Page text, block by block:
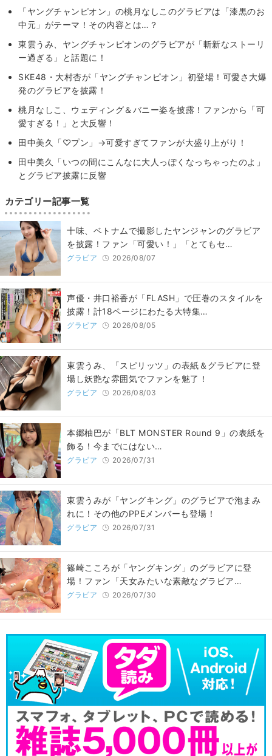
「ヤングチャンピオン」の桃月なしこのグラビアは「漆黒のお
中元」がテーマ！その内容とは…？
東雲うみ、ヤングチャンピオンのグラビアが「斬新なストーリ
ー過ぎる」と話題に！
SKE48・大村杏が「ヤングチャンピオン」初登場！可愛さ大爆
発のグラビアを披露！
桃月なしこ、ウェディング＆バニー姿を披露！ファンから「可
愛すぎる！」と大反響！
田中美久「♡プン」→可愛すぎてファンが大盛り上がり！
田中美久「いつの間にこんなに大人っぽくなっちゃったのよ」
とグラビア披露に反響
カテゴリー記事一覧
十味、ベトナムで撮影したヤンジャンのグラビア
を披露！ファン「可愛い！」「とてもセ…
グラビア 2026/08/07
声優・井口裕香が「FLASH」で圧巻のスタイルを
披露！計18ページにわたる大特集…
グラビア 2026/08/05
東雲うみ、「スピリッツ」の表紙＆グラビアに登
場し妖艶な雰囲気でファンを魅了！
グラビア 2026/08/03
本郷柚巴が「BLT MONSTER Round 9」の表紙を
飾る！今までにはない…
グラビア 2026/07/31
東雲うみが「ヤングキング」のグラビアで泡まみ
れに！その他のPPEメンバーも登場！
グラビア 2026/07/31
篠崎こころが「ヤングキング」のグラビアに登
場！ファン「天女みたいな素敵なグラビア…
グラビア 2026/07/30